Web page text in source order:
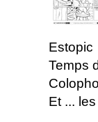
Estopic
Temps
Et ...